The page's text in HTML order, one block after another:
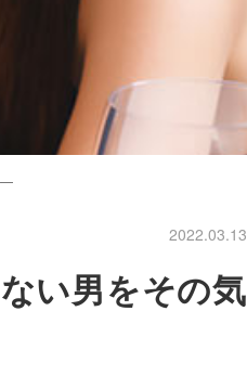
―
2022.03.13
い男をその気